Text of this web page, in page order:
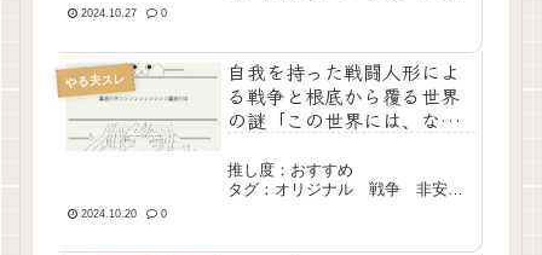
2024.10.27 0
やる夫スレ
自我を持った戦闘人形によ
る戦争と根底から覆る世界
の謎「この世界には、なに
推し度：おすすめ
タグ：オリジナル 戦争 非安価
2024.10.20 0